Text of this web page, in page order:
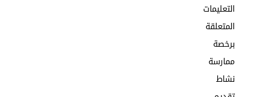
التعليمات
المتعلقة
برخصة
ممارسة
نشاط